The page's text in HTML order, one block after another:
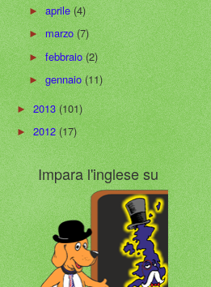
►aprile(4)
►marzo(7)
►febbraio(2)
►gennaio(11)
►2013(101)
►2012(17)
Impara l'inglese su